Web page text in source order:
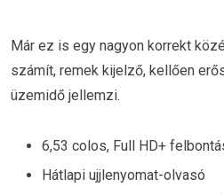
Már ez is egy nagyon korrekt
számít, remek kijelző, kellően
üzemidő jellemzi.
6,53 colos, Full HD+
Hátlapi ujjlenyomat-olvasó